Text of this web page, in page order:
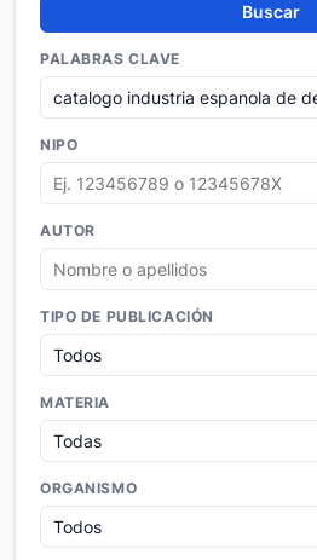
Buscar
PALABRAS CLAVE
NIPO
AUTOR
TIPO DE PUBLICACIÓN
MATERIA
ORGANISMO